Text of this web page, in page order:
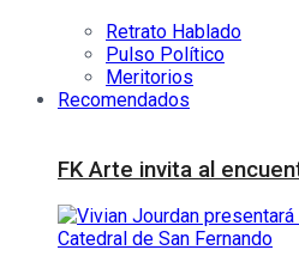
Retrato Hablado
Pulso Político
Meritorios
Recomendados
FK Arte invita al